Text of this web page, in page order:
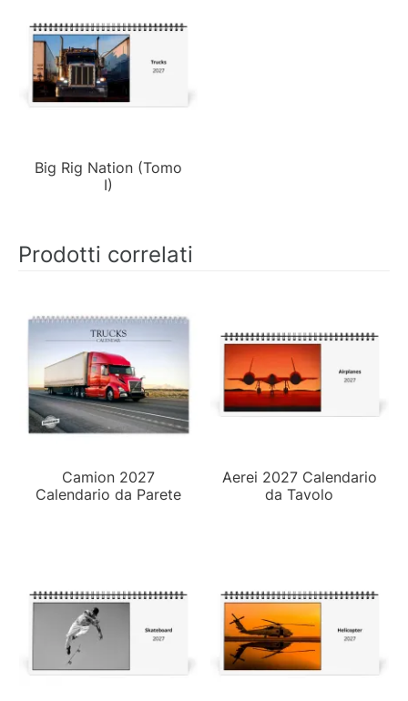
Big Rig Nation (Tomo
I)
Prodotti correlati
Camion 2027
Calendario da Parete
Aerei 2027 Calendario
da Tavolo